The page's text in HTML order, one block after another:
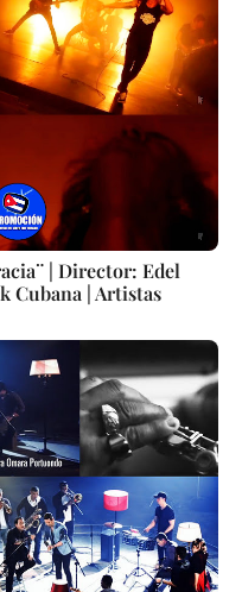
| Director: Edel
Cubana | Artistas